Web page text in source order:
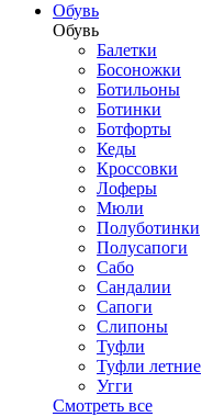
Обувь
Обувь
Балетки
Босоножки
Ботильоны
Ботинки
Ботфорты
Кеды
Кроссовки
Лоферы
Мюли
Полуботинки
Полусапоги
Сабо
Сандалии
Сапоги
Слипоны
Туфли
Туфли летние
Угги
Смотреть все